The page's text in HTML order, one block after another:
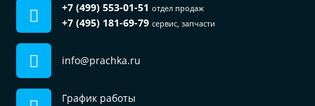
+7 (499) 553-01-51 отдел продаж
+7 (495) 181-69-79 сервис, запчасти
info@prachka.ru
График работы